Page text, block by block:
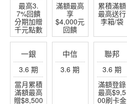
最高3.
7%回饋
分期加贈
千元點數
滿額最高
享
$4,000元
回饋
累積滿額
最高送行
李箱/袋
一銀
3.6 期
當月累積
滿額最高
贈$8,500
中信
3.6 期
聯邦
3.6 期
滿額登錄
最高$9,5
00刷卡金